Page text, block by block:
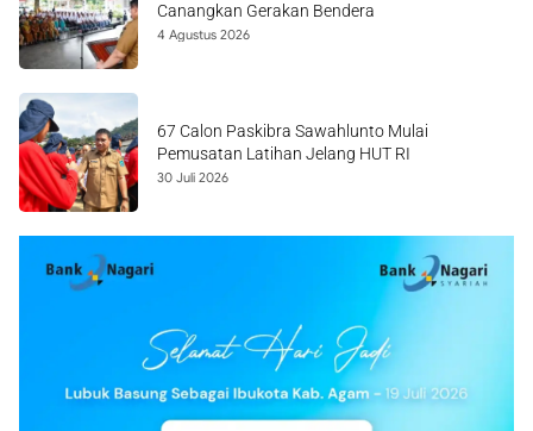
Canangkan Gerakan Bendera
4 Agustus 2026
67 Calon Paskibra Sawahlunto Mulai
Pemusatan Latihan Jelang HUT RI
30 Juli 2026